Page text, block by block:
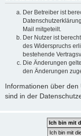
Der Betreiber ist
Mail mitgeteilt.
Der Nutzer ist
des Widerspruchs
bestehende
Die Änderungen
den Änderungen
Informationen über
sind in der